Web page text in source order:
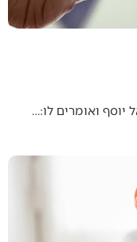
יוסף ואומרים לו:…